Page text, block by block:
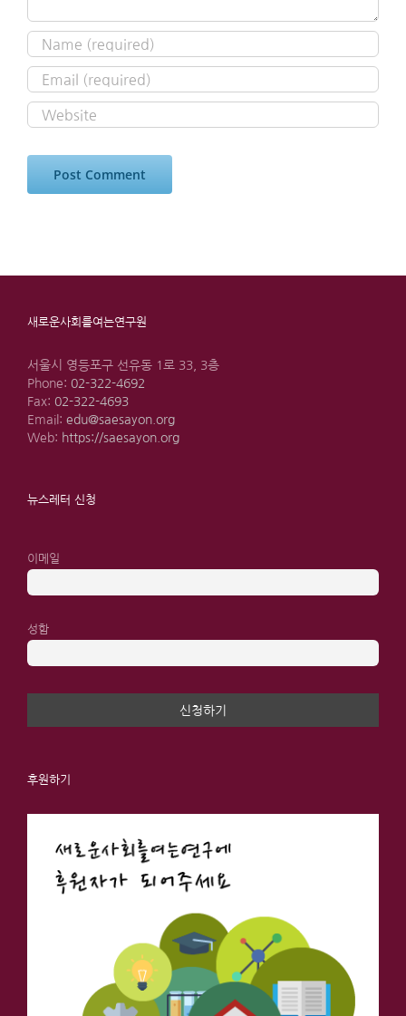
새로운사회를여는연구원
서울시 영등포구 선유동 1로 33, 3층
Phone: 02-322-4692
Fax: 02-322-4693
Email: edu@saesayon.org
Web: https://saesayon.org
뉴스레터 신청
이메일
성함
후원하기